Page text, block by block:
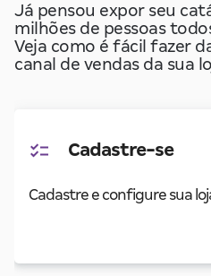
Já pensou expor seu
milhões de pessoas
Veja como é fácil fazer
canal de vendas da sua
Cadastre-se
Cadastre e configure sua